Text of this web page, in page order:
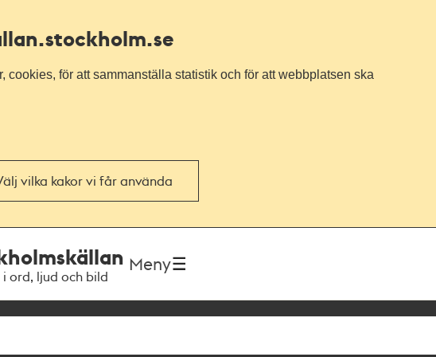
.stockholm.se
cookies, för att sammanställa statistik och för att webbplatsen ska
vilka kakor vi får använda
ord, ljud och bild
Meny